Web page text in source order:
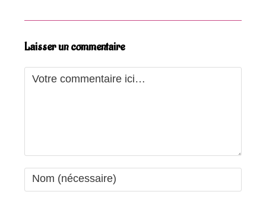
Laisser un commentaire
Comment
Enter
your